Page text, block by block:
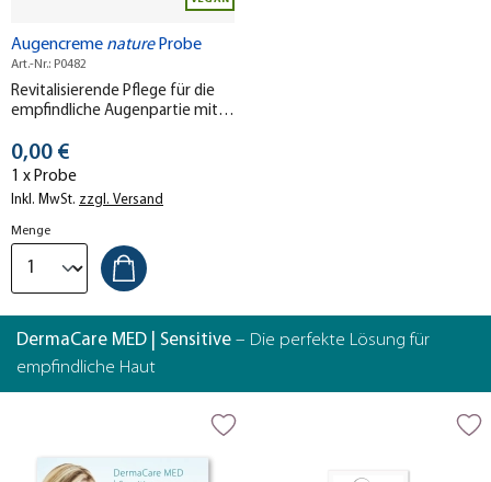
Augencreme natureProbe
Art.-Nr.: P0482
Revitalisierende Pflege für die
empfindliche Augenpartie mit
pflegendem Sanddorn-Öl.
Stückpreis
0,00 €
1 x Probe
Inkl. MwSt. zzgl. Versand
Menge
DermaCare MED | Sensitive – Die perfekte Lösung für
empfindliche Haut